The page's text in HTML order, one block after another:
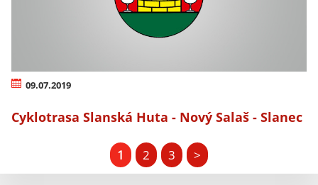
09.07.2019
Cyklotrasa Slanská Huta - Nový Salaš - Slanec
1 2 3 >